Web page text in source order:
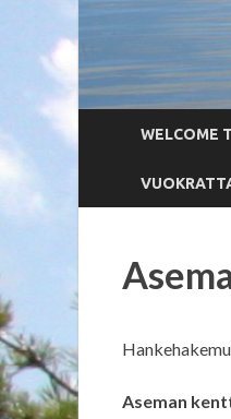
WELCOME
Aseman